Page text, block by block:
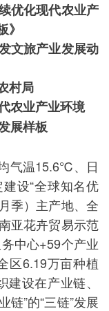
优化现代农业产
文旅产业发展动
村局
农业产业环境
展样板
气温15.6℃、日
设“全球知名优
季）主产地、全
亚花卉贸易示范
中心+59个产业
区6.19万亩种植
设在产业链、
”的“三链”发展